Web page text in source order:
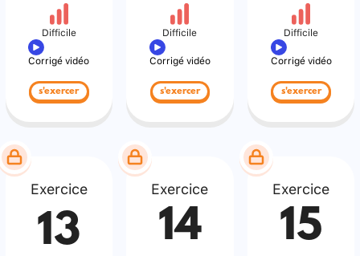
Difficile
Corrigé vidéo
s'exercer
Difficile
Corrigé vidéo
s'exercer
Difficile
Corrigé vidéo
s'exercer
Exercice
13
Exercice
14
Exercice
15